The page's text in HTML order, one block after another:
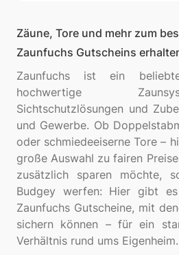
Zäune, Tore und mehr zum
Zaunfuchs Gutscheins
Zaunfuchs ist ein
hochwertige
Sichtschutzlösungen und
und Gewerbe. Ob
oder schmiedeeiserne Tore –
große Auswahl zu fairen
zusätzlich sparen möchte,
Budgey werfen: Hier gibt
Zaunfuchs Gutscheine, mit
sichern können – für ein